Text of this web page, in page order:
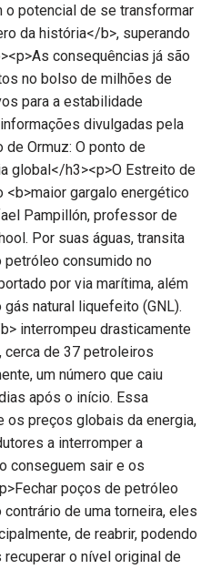
o potencial de se transformar
da história</b>, superando
consequências já são
no bolso de milhões de
para a estabilidade
divulgadas pela
de Ormuz: O ponto de
global</h3><p>O Estreito de
<b>maior gargalo energético
Pampillón, professor de
Por suas águas, transita
petróleo consumido no
por via marítima, além
natural liquefeito (GNL).
interrompeu drasticamente
de 37 petroleiros
um número que caiu
após o início. Essa
os preços globais da energia,
a interromper a
conseguem sair e os
poços de petróleo
de uma torneira, eles
de reabrir, podendo
o nível original de